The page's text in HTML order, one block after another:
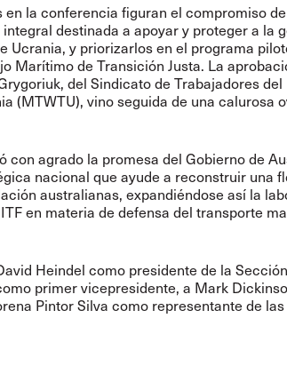
la conferencia figuran el compromiso de
destinada a apoyar y proteger a la
Ucrania, y priorizarlos en el programa
Marítimo de Transición Justa. La
del Sindicato de Trabajadores del
(MTWTU), vino seguida de una calurosa
con agrado la promesa del Gobierno de
nacional que ayude a reconstruir una
australianas, expandiéndose así la
en materia de defensa del transporte
Heindel como presidente de la
primer vicepresidente, a Mark
Pintor Silva como representante de las